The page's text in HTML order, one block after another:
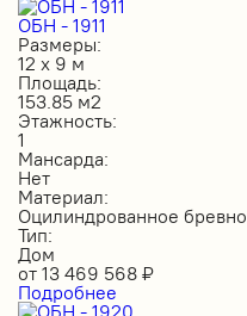
ОБН - 1911
Размеры:
12 х 9 м
Площадь:
153.85 м2
Этажность:
1
Мансарда:
Нет
Материал:
Оцилиндрованное бревно
Тип:
Дом
от 13 469 568 ₽
Подробнее